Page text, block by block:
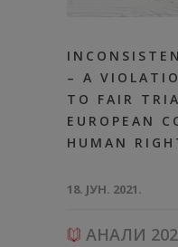
– A
TO FAIR
EUROPEAN
HUMAN
18. ЈУН. 2021.
АНАЛИ